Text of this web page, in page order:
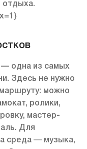
отдыха.
— одна из самых
Здесь не нужно
можно
ролики,
мастер-
Для
среда — музыка,